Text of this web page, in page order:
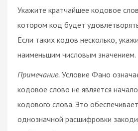
Укажите кратчайшее кодовое
котором код будет
Если таких кодов несколько,
наименьшим числовым значением.
Примечание. Условие Фано
кодовое слово не является
кодового слова. Это
однозначной расшифровки